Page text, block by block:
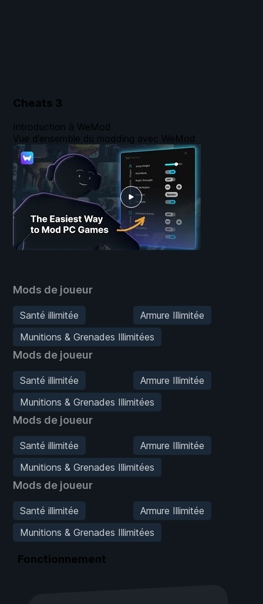
Cheats 3
Mods de joueur
Santé illimitée
Armure Illimitée
Munitions & Grenades Illimitées
Mods de joueur
Santé illimitée
Armure Illimitée
Munitions & Grenades Illimitées
Mods de joueur
Santé illimitée
Armure Illimitée
Munitions & Grenades Illimitées
Mods de joueur
Santé illimitée
Armure Illimitée
Munitions & Grenades Illimitées
Introduction à WeMod
Vue d’ensemble du modding avec WeMod
Fonctionnement